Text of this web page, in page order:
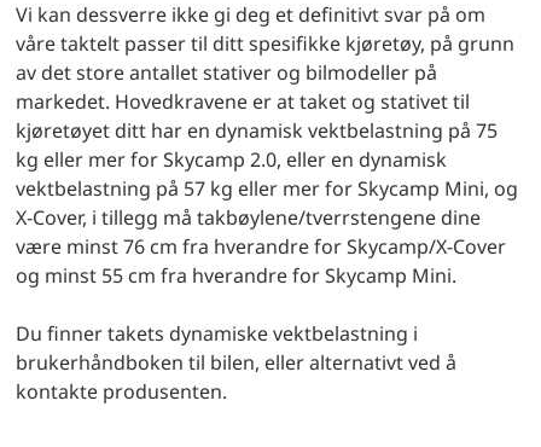
Vi kan dessverre ikke gi deg et definitivt svar på om
våre taktelt passer til ditt spesifikke kjøretøy, på grunn
av det store antallet stativer og bilmodeller på
markedet. Hovedkravene er at taket og stativet til
kjøretøyet ditt har en dynamisk vektbelastning på 75
kg eller mer for Skycamp 2.0, eller en dynamisk
vektbelastning på 57 kg eller mer for Skycamp Mini, og
X-Cover, i tillegg må takbøylene/tverrstengene dine
være minst 76 cm fra hverandre for Skycamp/X-Cover
og minst 55 cm fra hverandre for Skycamp Mini.
Du finner takets dynamiske vektbelastning i
brukerhåndboken til bilen, eller alternativt ved å
kontakte produsenten.